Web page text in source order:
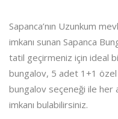
Sapanca’nın Uzunkum
imkanı sunan Sapanca
tatil geçirmeniz için ideal
bungalov, 5 adet 1+1
bungalov seçeneği ile her
imkanı bulabilirsiniz.